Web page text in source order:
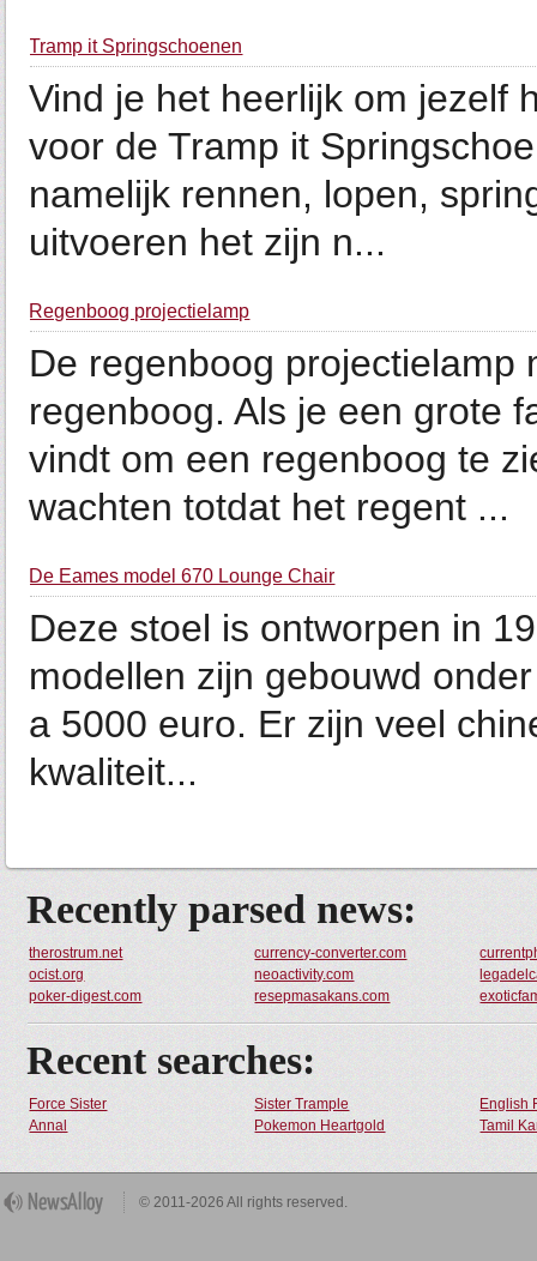
Tramp it Springschoenen
Vind je het heerlijk om jezelf
voor de Tramp it
namelijk rennen, lopen,
uitvoeren het zijn n...
Regenboog projectielamp
De regenboog projectielamp
regenboog. Als je een grote
vindt om een regenboog te
wachten totdat het regent ...
De Eames model 670 Lounge Chair
Deze stoel is ontworpen in
modellen zijn gebouwd
a 5000 euro. Er zijn veel
kwaliteit...
Recently parsed news:
therostrum.net currency-converter.com
ocist.org
neoactivity.com
poker-digest.com
resepmasakans.com
Recent searches:
Force Sister Sister Trample
English
Annal
Pokemon Heartgold Tamil
© 2011-2026 All rights reserved.